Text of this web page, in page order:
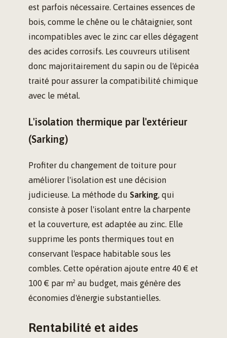
est parfois nécessaire. Certaines essences de
bois, comme le chêne ou le châtaignier, sont
incompatibles avec le zinc car elles dégagent
des acides corrosifs. Les couvreurs utilisent
donc majoritairement du sapin ou de l'épicéa
traité pour assurer la compatibilité chimique
avec le métal.
L'isolation thermique par l'extérieur
(Sarking)
Profiter du changement de toiture pour
améliorer l'isolation est une décision
judicieuse. La méthode du Sarking, qui
consiste à poser l'isolant entre la charpente
et la couverture, est adaptée au zinc. Elle
supprime les ponts thermiques tout en
conservant l'espace habitable sous les
combles. Cette opération ajoute entre 40 € et
100 € par m² au budget, mais génère des
économies d'énergie substantielles.
Rentabilité et aides